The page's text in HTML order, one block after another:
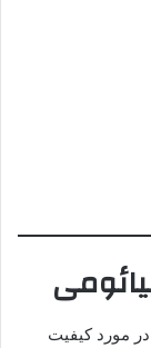
در مورد کیفیت